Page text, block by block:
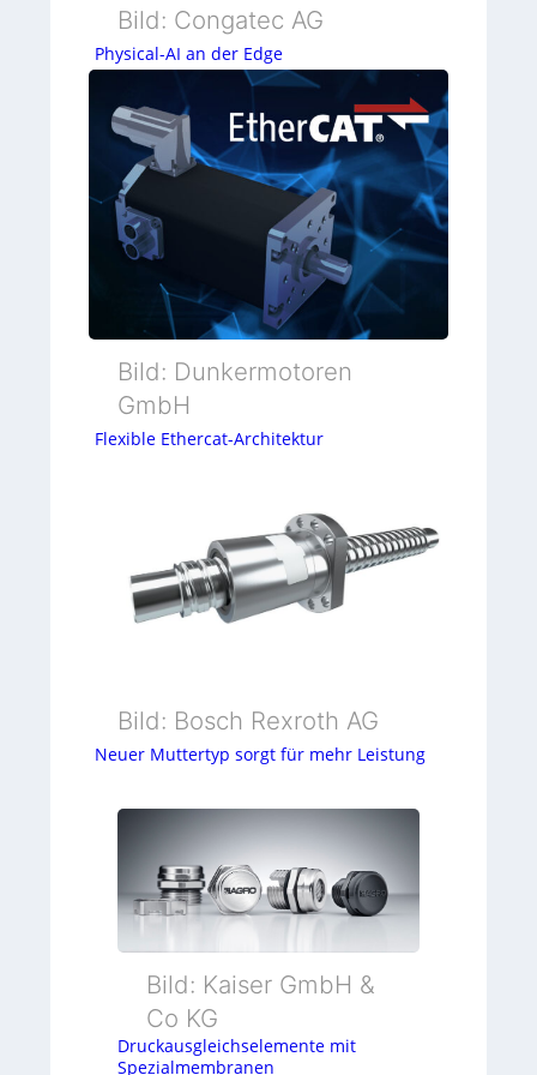
Bild: Congatec AG
Physical-AI an der Edge
Bild: Dunkermotoren
GmbH
Flexible Ethercat-Architektur
Bild: Bosch Rexroth AG
Neuer Muttertyp sorgt für mehr Leistung
Bild: Kaiser GmbH &
Co KG
Druckausgleichselemente mit
Spezialmembranen